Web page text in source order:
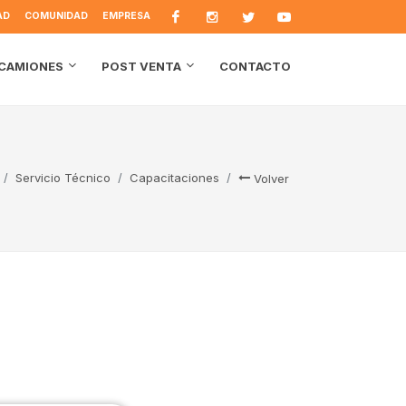
COMUNIDAD EMPRESA
POST VENTA CONTACTO
Servicio Técnico Capacitaciones Volver